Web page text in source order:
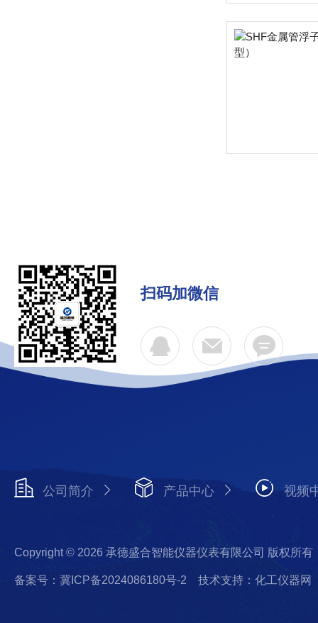
扫码加微信
公司简介 产品中心 视频
Copyright © 2026 承德盛合智能仪器仪表有限公司 版权所有
备案号：冀ICP备2024086180号-2 技术支持：化工仪器网